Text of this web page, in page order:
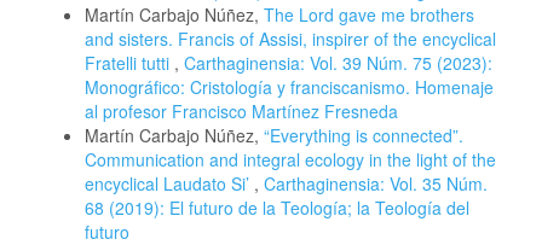
Martín Carbajo Núñez, The Lord gave me brothers
and sisters. Francis of Assisi, inspirer of the encyclical
Fratelli tutti , Carthaginensia: Vol. 39 Núm. 75 (2023):
Monográfico: Cristología y franciscanismo. Homenaje
al profesor Francisco Martínez Fresneda
Martín Carbajo Núñez, “Everything is connected”.
Communication and integral ecology in the light of the
encyclical Laudato Si’ , Carthaginensia: Vol. 35 Núm.
68 (2019): El futuro de la Teología; la Teología del
futuro